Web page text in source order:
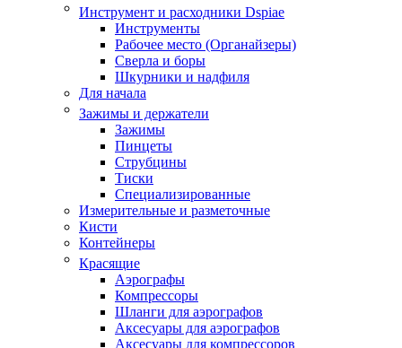
Инструмент и расходники Dspiae
Инструменты
Рабочее место (Органайзеры)
Сверла и боры
Шкурники и надфиля
Для начала
Зажимы и держатели
Зажимы
Пинцеты
Струбцины
Тиски
Специализированные
Измерительные и разметочные
Кисти
Контейнеры
Красящие
Аэрографы
Компрессоры
Шланги для аэрографов
Аксесуары для аэрографов
Аксесуары для компрессоров